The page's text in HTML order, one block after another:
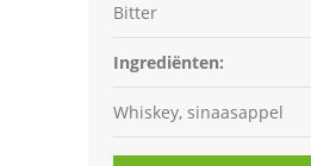
Bitter
Ingrediënten:
Whiskey, sinaasappel